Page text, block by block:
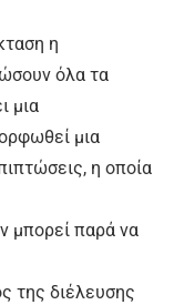
η
όλα τα
μια
μια
η οποία
μπορεί παρά να
της διέλευσης